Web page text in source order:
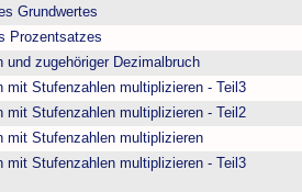
Grundwertes
Prozentsatzes
und zugehöriger Dezimalbruch
mit Stufenzahlen multiplizieren - Teil3
mit Stufenzahlen multiplizieren - Teil2
mit Stufenzahlen multiplizieren
mit Stufenzahlen multiplizieren - Teil3